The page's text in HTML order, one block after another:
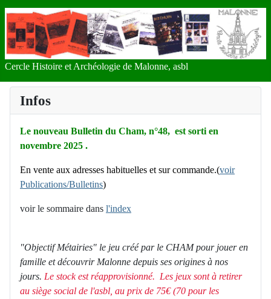
Cercle Histoire et Archéologie de Malonne, asbl
Infos
Le nouveau Bulletin du Cham, n°48, est sorti en
novembre 2025 .
En vente aux adresses habituelles et sur commande.(voir
Publications/Bulletins)
voir le sommaire dans l'index
"Objectif Métairies" le jeu créé par le CHAM pour jouer en
famille et découvrir Malonne depuis ses origines à nos
jours. Le stock est réapprovisionné. Les jeux sont à retirer
au siège social de l'asbl, au prix de 75€ (70 pour les